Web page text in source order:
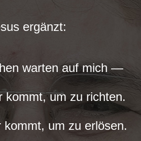
ergänzt:
warten auf mich —
kommt, um zu richten.
kommt, um zu erlösen.